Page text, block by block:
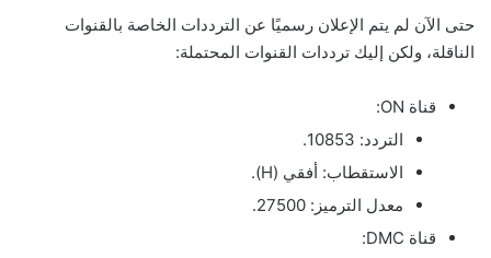
حتى الآن لم يتم الإعلان رسميًا عن الترددات الخاصة بالقنوات
الناقلة، ولكن إليك ترددات القنوات المحتملة:
قناة ON:
التردد: 10853.
الاستقطاب: أفقي (H).
معدل الترميز: 27500.
قناة DMC: